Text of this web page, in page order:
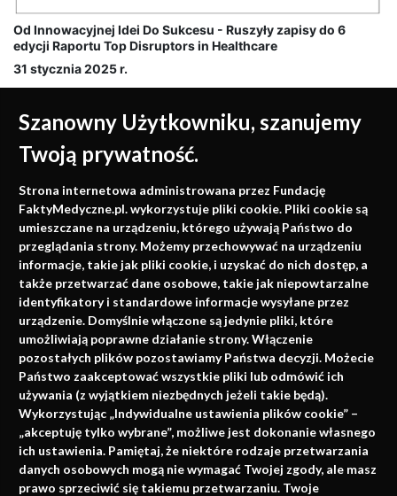
Szanowny Użytkowniku, szanujemy
Twoją prywatność.
Strona internetowa administrowana przez Fundację
FaktyMedyczne.pl. wykorzystuje pliki cookie. Pliki cookie są
umieszczane na urządzeniu, którego używają Państwo do
przeglądania strony. Możemy przechowywać na urządzeniu
informacje, takie jak pliki cookie, i uzyskać do nich dostęp, a
także przetwarzać dane osobowe, takie jak niepowtarzalne
identyfikatory i standardowe informacje wysyłane przez
urządzenie. Domyślnie włączone są jedynie pliki, które
umożliwiają poprawne działanie strony. Włączenie
pozostałych plików pozostawiamy Państwa decyzji. Możecie
Państwo zaakceptować wszystkie pliki lub odmówić ich
używania (z wyjątkiem niezbędnych jeżeli takie będą).
Wykorzystując „Indywidualne ustawienia plików cookie” –
„akceptuję tylko wybrane”, możliwe jest dokonanie własnego
ich ustawienia. Pamiętaj, że niektóre rodzaje przetwarzania
danych osobowych mogą nie wymagać Twojej zgody, ale masz
prawo sprzeciwić się takiemu przetwarzaniu. Twoje
Od Innowacyjnej Idei Do Sukcesu - Ruszyły zapisy do 6
edycji Raportu Top Disruptors in Healthcare
31 stycznia 2025 r.
Medycyna oparta na
faktach
Konferencje, szkolenia, e-learning, wydawnictwo
Napisz do nas
info@faktymedyczne.pl